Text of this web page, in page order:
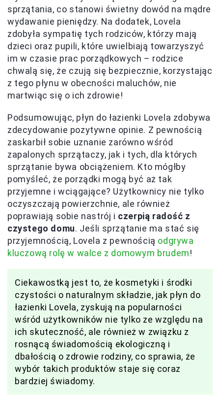
sprzątania, co stanowi świetny dowód na mądre
wydawanie pieniędzy. Na dodatek, Lovela
zdobyła sympatię tych rodziców, którzy mają
dzieci oraz pupili, które uwielbiają towarzyszyć
im w czasie prac porządkowych – rodzice
chwalą się, że czują się bezpiecznie, korzystając
z tego płynu w obecności maluchów, nie
martwiąc się o ich zdrowie!
Podsumowując, płyn do łazienki Lovela zdobywa
zdecydowanie pozytywne opinie. Z pewnością
zaskarbił sobie uznanie zarówno wśród
zapalonych sprzątaczy, jak i tych, dla których
sprzątanie bywa obciążeniem. Kto mógłby
pomyśleć, że porządki mogą być aż tak
przyjemne i wciągające? Użytkownicy nie tylko
oczyszczają powierzchnie, ale również
poprawiają sobie nastrój i czerpią radość z
czystego domu. Jeśli sprzątanie ma stać się
przyjemnością, Lovela z pewnością odgrywa
kluczową rolę w walce z domowym brudem!
Ciekawostką jest to, że kosmetyki i środki
czystości o naturalnym składzie, jak płyn do
łazienki Lovela, zyskują na popularności
wśród użytkowników nie tylko ze względu na
ich skuteczność, ale również w związku z
rosnącą świadomością ekologiczną i
dbałością o zdrowie rodziny, co sprawia, że
wybór takich produktów staje się coraz
bardziej świadomy.